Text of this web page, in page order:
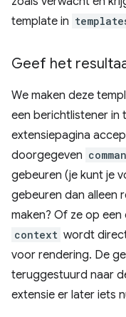
template in
Geef het
We maken deze
een berichtlistener in
extensiepagina
doorgegeven
gebeuren (je kunt je
gebeuren dan alleen
maken? Of ze op
context wordt
voor rendering. De
teruggestuurd naar
extensie er later iets